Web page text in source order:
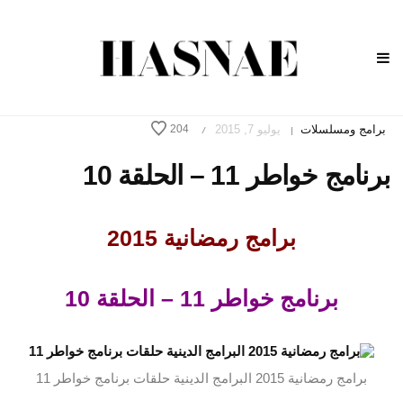
برامج ومسلسلات | يوليو 7, 2015 /
204
برنامج خواطر 11 – الحلقة 10
برامج رمضانية 2015
برنامج خواطر 11 – الحلقة 10
برامج رمضانية 2015 البرامج الدينية حلقات برنامج خواطر 11